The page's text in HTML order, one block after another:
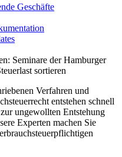
Geschäfte
Seminare der Hamburger
sortieren
Verfahren und
entstehen schnell
ungewollten Entstehung
Experten machen Sie